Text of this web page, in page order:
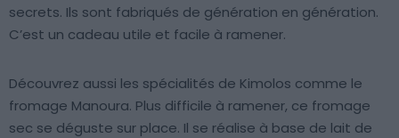
secrets. Ils sont fabriqués de génération en génération.
C’est un cadeau utile et facile à ramener.
Découvrez aussi les spécialités de Kimolos comme le
fromage Manoura. Plus difficile à ramener, ce fromage
sec se déguste sur place. Il se réalise à base de lait de